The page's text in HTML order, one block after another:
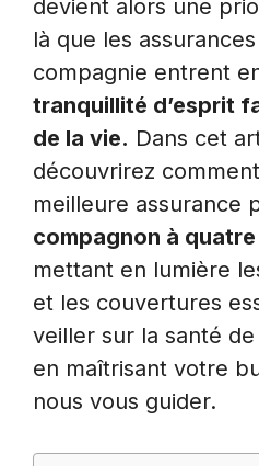
devient alors une
là que les
compagnie entrent
tranquillité d’esprit
de la vie. Dans cet
découvrirez
meilleure assurance
compagnon à
mettant en lumière
et les couvertures
veiller sur la santé
en maîtrisant votre
nous vous guider.